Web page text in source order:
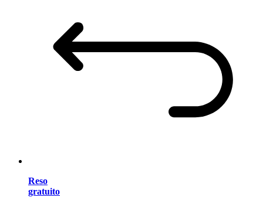
Reso
gratuito